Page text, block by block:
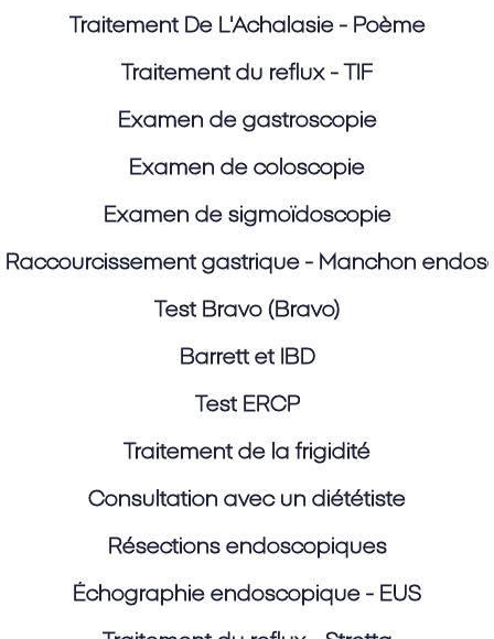
Traitement De L'Achalasie - Poème
Traitement du reflux - TIF
Examen de gastroscopie
Examen de coloscopie
Examen de sigmoïdoscopie
Raccourcissement gastrique - Manchon
Test Bravo (Bravo)
Barrett et IBD
Test ERCP
Traitement de la frigidité
Consultation avec un diététiste
Résections endoscopiques
Échographie endoscopique - EUS